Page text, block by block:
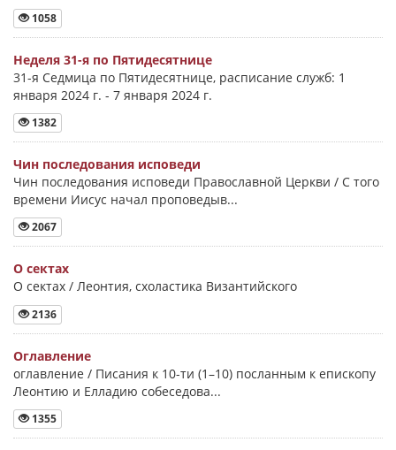
1058
Неделя 31-я по Пятидесятнице
31-я Седмица по Пятидесятнице, расписание служб: 1
января 2024 г. - 7 января 2024 г.
1382
Чин последования исповеди
Чин последования исповеди Православной Церкви / С того
времени Иисус начал проповедыв...
2067
О сектах
О сектах / Леонтия, схоластика Византийского
2136
Оглавление
оглавление / Писания к 10-ти (1–10) посланным к епископу
Леонтию и Елладию собеседова...
1355